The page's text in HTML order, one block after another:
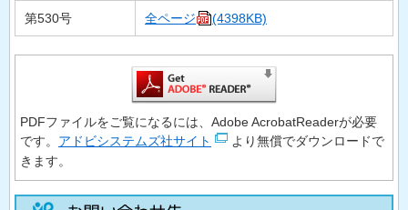
第530号 全ページ (4398KB)
PDFファイルをご覧になるには、Adobe AcrobatReaderが必要
です。 アドビシステムズ社サイト
より無償でダウンロードで
きます。